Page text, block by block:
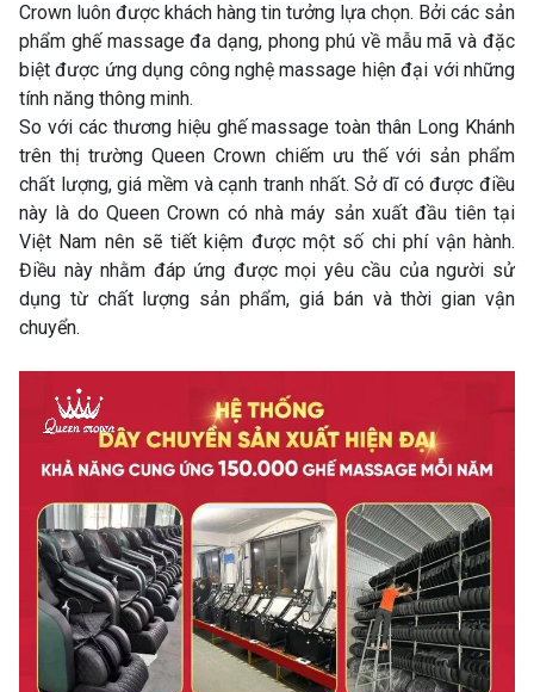
Crown luôn được khách hàng tin tưởng lựa chọn. Bởi các sản
phẩm ghế massage đa dạng, phong phú về mẫu mã và đặc
biệt được ứng dụng công nghệ massage hiện đại với những
tính năng thông minh.
So với các thương hiệu ghế massage toàn thân Long Khánh
trên thị trường Queen Crown chiếm ưu thế với sản phẩm
chất lượng, giá mềm và cạnh tranh nhất. Sở dĩ có được điều
này là do Queen Crown có nhà máy sản xuất đầu tiên tại
Việt Nam nên sẽ tiết kiệm được một số chi phí vận hành.
Điều này nhằm đáp ứng được mọi yêu cầu của người sử
dụng từ chất lượng sản phẩm, giá bán và thời gian vận
chuyển.